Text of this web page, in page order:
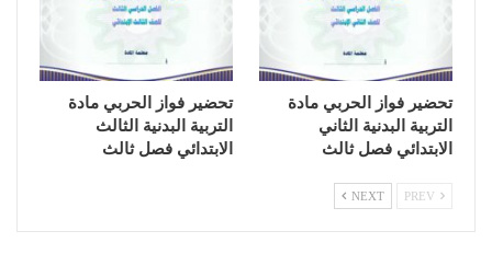
تحضير فواز الحربي مادة
التربية البدنية الثاني
الابتدائي فصل ثالث
تحضير فواز الحربي مادة
التربية البدنية الثالث
الابتدائي فصل ثالث
NEXT